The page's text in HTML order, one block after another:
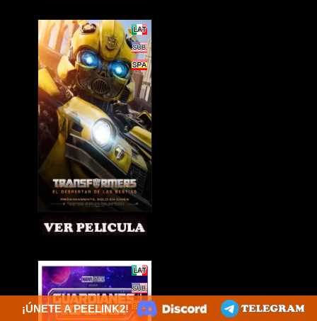
¡ÚNETE A PEELINK2!